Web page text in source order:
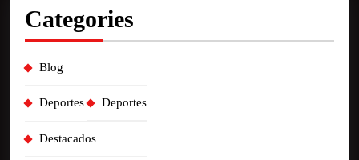
Categories
Blog
Deportes Deportes
Destacados